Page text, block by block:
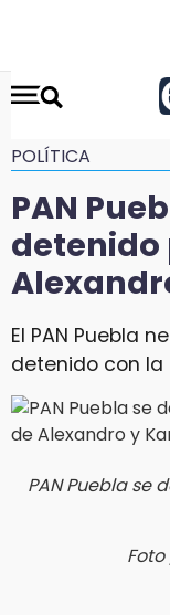
POLÍTICA
PAN
detenido
El PAN Puebla
detenido con
PAN Puebla se